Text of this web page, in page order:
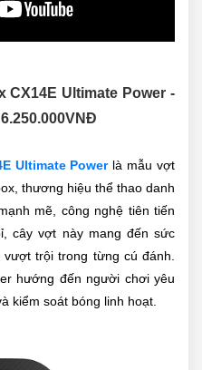
CX14E Ultimate Power -
6.250.000VNĐ
Ultimate Powerlà mẫu vợt
thương hiệu thể thao danh
mẽ, công nghệ tiên tiến
cây vợt này mang đến sức
trội trong từng cú đánh.
hướng đến người chơi yêu
kiểm soát bóng linh hoạt.